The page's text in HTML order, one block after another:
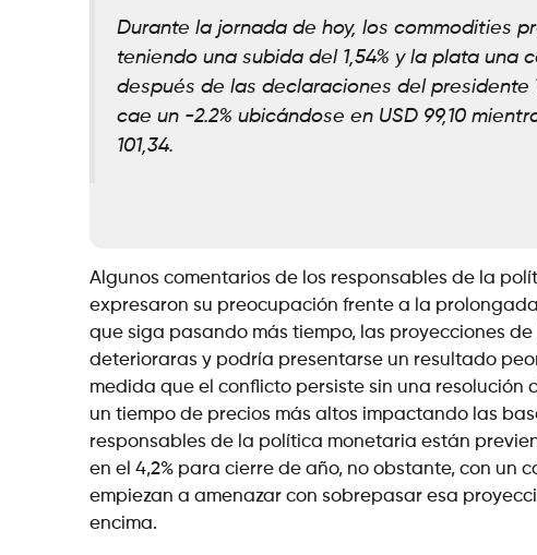
Durante la jornada de hoy, los commodities
teniendo una subida del 1,54% y la plata una
después de las declaraciones del presidente
cae un -2.2% ubicándose en USD 99,10
101,34.
Algunos comentarios de los responsables de la
expresaron su preocupación frente a la
que siga pasando más tiempo, las proyecciones
deterioraras y podría presentarse un resultado
medida que el conflicto persiste sin una resolución
un tiempo de precios más altos impactando las
responsables de la política monetaria están
en el 4,2% para cierre de año, no obstante, con un
empiezan a amenazar con sobrepasar esa
encima.